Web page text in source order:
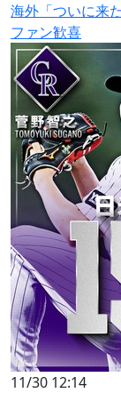
海外「ついに来
ファン歓喜
11/30 12:14